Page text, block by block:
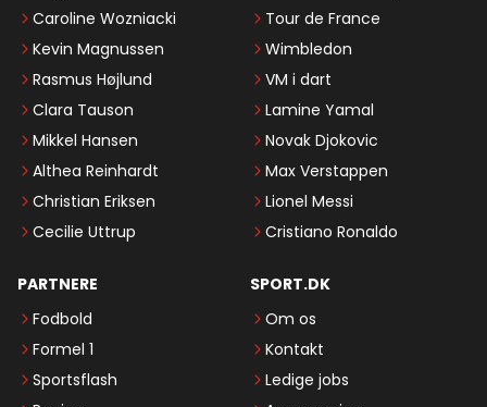
Caroline Wozniacki
Kevin Magnussen
Rasmus Højlund
Clara Tauson
Mikkel Hansen
Althea Reinhardt
Christian Eriksen
Cecilie Uttrup
Tour de France
Wimbledon
VM i dart
Lamine Yamal
Novak Djokovic
Max Verstappen
Lionel Messi
Cristiano Ronaldo
PARTNERE
Fodbold
Formel 1
Sportsflash
SPORT.DK
Om os
Kontakt
Ledige jobs